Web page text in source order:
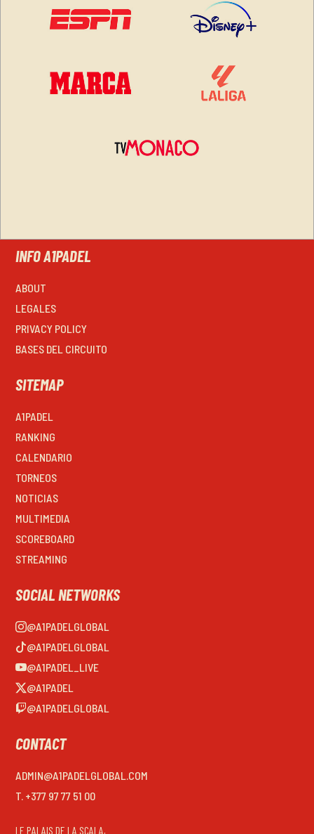
INFO A1PADEL
ABOUT
LEGALES
PRIVACY POLICY
BASES DEL CIRCUITO
SITEMAP
A1PADEL
RANKING
CALENDARIO
TORNEOS
NOTICIAS
MULTIMEDIA
SCOREBOARD
STREAMING
SOCIAL NETWORKS
@A1PADELGLOBAL
@A1PADELGLOBAL
@A1PADEL_LIVE
@A1PADEL
@A1PADELGLOBAL
CONTACT
ADMIN@A1PADELGLOBAL.COM
T. +377 97 77 51 00
LE PALAIS DE LA SCALA,